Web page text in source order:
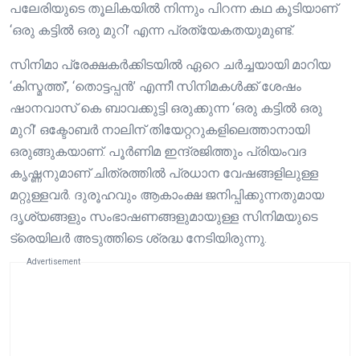
പലേരിയുടെ തൂലികയിൽ നിന്നും പിറന്ന കഥ കൂടിയാണ്
‘ഒരു കട്ടില്‍ ഒരു മുറി’ എന്ന പ്രത്യേകതയുമുണ്ട്.
സിനിമാ പ്രേക്ഷകർക്കിടയിൽ ഏറെ ചർച്ചയായി മാറിയ
‘കിസ്മത്ത്’, ‘തൊട്ടപ്പൻ’ എന്നീ സിനിമകള്‍ക്ക് ശേഷം
ഷാനവാസ് കെ ബാവക്കുട്ടി ഒരുക്കുന്ന ‘ഒരു കട്ടിൽ ഒരു
മുറി’ ഒക്ടോബർ നാലിന് തിയേറ്ററുകളിലെത്താനായി
ഒരുങ്ങുകയാണ്. പൂർണിമ ഇന്ദ്രജിത്തും പ്രിയംവദ
കൃഷ്ണനുമാണ് ചിത്രത്തിൽ പ്രധാന വേഷങ്ങളിലുള്ള
മറ്റുള്ളവർ. ദുരൂഹവും ആകാംക്ഷ ജനിപ്പിക്കുന്നതുമായ
ദൃശ്യങ്ങളും സംഭാഷണങ്ങളുമായുള്ള സിനിമയുടെ
ട്രെയിലർ അടുത്തിടെ ശ്രദ്ധ നേടിയിരുന്നു.
Advertisement